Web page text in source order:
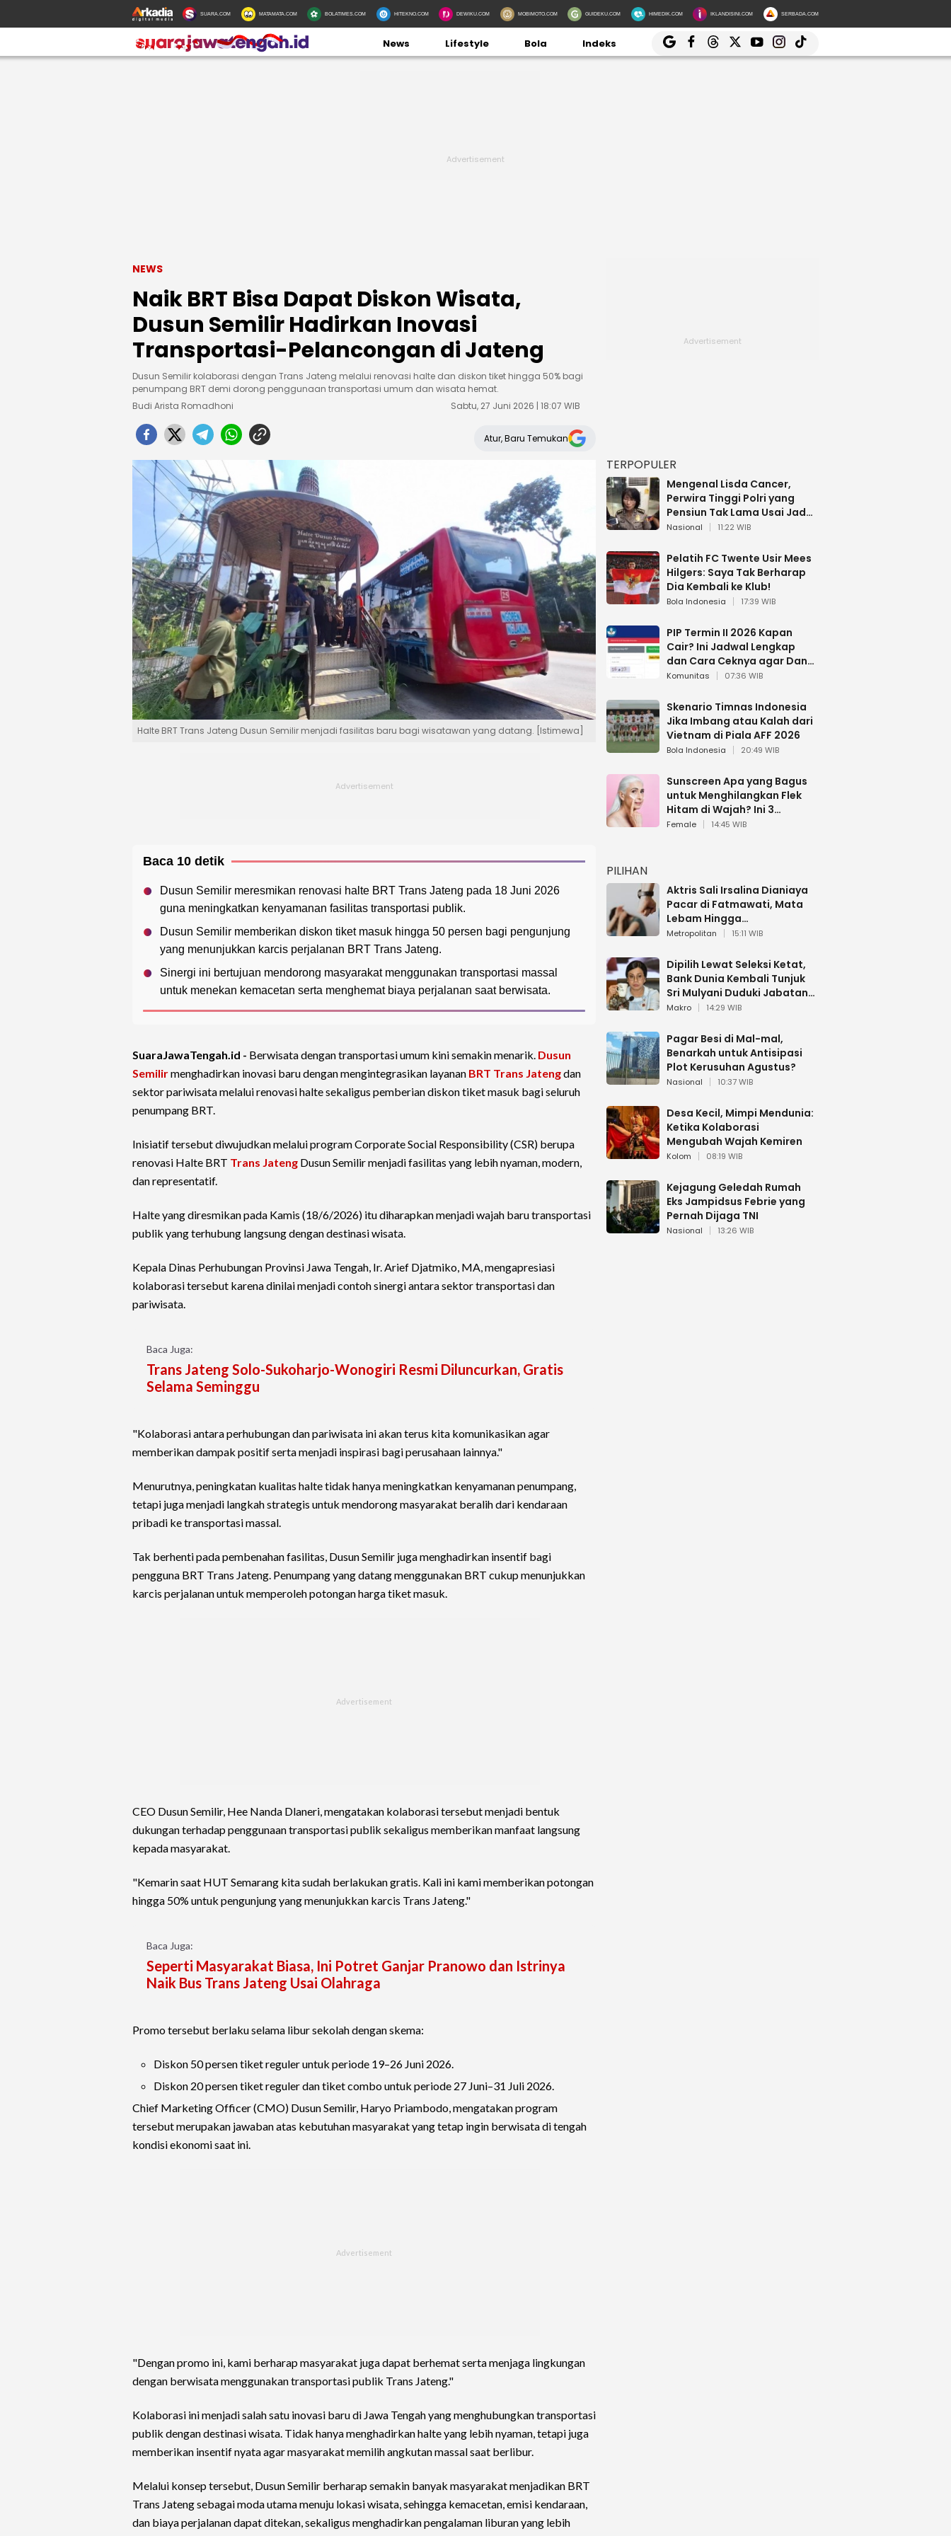
SUARA.COM MATAMATA.COM BOLATIMES.COM HITEKNO.COM DEWIKU.COM MOBIMOTO.COM GUIDEKU.COM HIMEDIK.COM IKLANDISINI.COM SERBADA.COM
News Lifestyle Bola Indeks
NEWS
Naik BRT Bisa Dapat Diskon Wisata,
Dusun Semilir Hadirkan Inovasi
Transportasi-Pelancongan di Jateng
Dusun Semilir kolaborasi dengan Trans Jateng melalui renovasi halte dan diskon tiket hingga 50% bagi
penumpang BRT demi dorong penggunaan transportasi umum dan wisata hemat.
Budi Arista Romadhoni
Sabtu, 27 Juni 2026 | 18:07 WIB
Atur, Baru Temukan
Halte BRT Trans Jateng Dusun Semilir menjadi fasilitas baru bagi wisatawan yang datang. [Istimewa]
Baca 10 detik
Dusun Semilir meresmikan renovasi halte BRT Trans Jateng pada 18 Juni 2026
guna meningkatkan kenyamanan fasilitas transportasi publik.
Dusun Semilir memberikan diskon tiket masuk hingga 50 persen bagi pengunjung
yang menunjukkan karcis perjalanan BRT Trans Jateng.
Sinergi ini bertujuan mendorong masyarakat menggunakan transportasi massal
untuk menekan kemacetan serta menghemat biaya perjalanan saat berwisata.
SuaraJawaTengah.id - Berwisata dengan transportasi umum kini semakin menarik. Dusun
Semilirmenghadirkan inovasi baru dengan mengintegrasikan layanan BRT Trans Jatengdan
sektor pariwisata melalui renovasi halte sekaligus pemberian diskon tiket masuk bagi seluruh
penumpang BRT.
Inisiatif tersebut diwujudkan melalui program Corporate Social Responsibility (CSR) berupa
renovasi Halte BRT Trans Jateng Dusun Semilir menjadi fasilitas yang lebih nyaman, modern,
dan representatif.
Halte yang diresmikan pada Kamis (18/6/2026) itu diharapkan menjadi wajah baru transportasi
publik yang terhubung langsung dengan destinasi wisata.
Kepala Dinas Perhubungan Provinsi Jawa Tengah, Ir. Arief Djatmiko, MA, mengapresiasi
kolaborasi tersebut karena dinilai menjadi contoh sinergi antara sektor transportasi dan
pariwisata.
Baca Juga:
Trans Jateng Solo-Sukoharjo-Wonogiri Resmi Diluncurkan, Gratis
Selama Seminggu
"Kolaborasi antara perhubungan dan pariwisata ini akan terus kita komunikasikan agar
memberikan dampak positif serta menjadi inspirasi bagi perusahaan lainnya."
Menurutnya, peningkatan kualitas halte tidak hanya meningkatkan kenyamanan penumpang,
tetapi juga menjadi langkah strategis untuk mendorong masyarakat beralih dari kendaraan
pribadi ke transportasi massal.
Tak berhenti pada pembenahan fasilitas, Dusun Semilir juga menghadirkan insentif bagi
pengguna BRT Trans Jateng. Penumpang yang datang menggunakan BRT cukup menunjukkan
karcis perjalanan untuk memperoleh potongan harga tiket masuk.
CEO Dusun Semilir, Hee Nanda Dlaneri, mengatakan kolaborasi tersebut menjadi bentuk
dukungan terhadap penggunaan transportasi publik sekaligus memberikan manfaat langsung
kepada masyarakat.
"Kemarin saat HUT Semarang kita sudah berlakukan gratis. Kali ini kami memberikan potongan
hingga 50% untuk pengunjung yang menunjukkan karcis Trans Jateng."
Baca Juga:
Seperti Masyarakat Biasa, Ini Potret Ganjar Pranowo dan Istrinya
Naik Bus Trans Jateng Usai Olahraga
Promo tersebut berlaku selama libur sekolah dengan skema:
Diskon 50 persen tiket reguler untuk periode 19–26 Juni 2026.
Diskon 20 persen tiket reguler dan tiket combo untuk periode 27 Juni–31 Juli 2026.
Chief Marketing Officer (CMO) Dusun Semilir, Haryo Priambodo, mengatakan program
tersebut merupakan jawaban atas kebutuhan masyarakat yang tetap ingin berwisata di tengah
kondisi ekonomi saat ini.
"Dengan promo ini, kami berharap masyarakat juga dapat berhemat serta menjaga lingkungan
dengan berwisata menggunakan transportasi publik Trans Jateng."
Kolaborasi ini menjadi salah satu inovasi baru di Jawa Tengah yang menghubungkan transportasi
publik dengan destinasi wisata. Tidak hanya menghadirkan halte yang lebih nyaman, tetapi juga
memberikan insentif nyata agar masyarakat memilih angkutan massal saat berlibur.
Melalui konsep tersebut, Dusun Semilir berharap semakin banyak masyarakat menjadikan BRT
Trans Jateng sebagai moda utama menuju lokasi wisata, sehingga kemacetan, emisi kendaraan,
dan biaya perjalanan dapat ditekan, sekaligus menghadirkan pengalaman liburan yang lebih
TERPOPULER
Mengenal Lisda Cancer,
Perwira Tinggi Polri yang
Pensiun Tak Lama Usai Jadi
Brigjen
Nasional 11:22 WIB
Pelatih FC Twente Usir Mees
Hilgers: Saya Tak Berharap
Dia Kembali ke Klub!
Bola Indonesia 17:39 WIB
PIP Termin II 2026 Kapan
Cair? Ini Jadwal Lengkap
dan Cara Ceknya agar Dana
Tidak Hangus!
Komunitas 07:36 WIB
Skenario Timnas Indonesia
Jika Imbang atau Kalah dari
Vietnam di Piala AFF 2026
Bola Indonesia 20:49 WIB
Sunscreen Apa yang Bagus
untuk Menghilangkan Flek
Hitam di Wajah? Ini 3
Rekomendasi sesuai Review
Female 14:45 WIB
PILIHAN
Aktris Sali Irsalina Dianiaya
Pacar di Fatmawati, Mata
Lebam Hingga
Diselamatkan Polantas
Metropolitan 15:11 WIB
Dipilih Lewat Seleksi Ketat,
Bank Dunia Kembali Tunjuk
Sri Mulyani Duduki Jabatan
Strategis
Makro 14:29 WIB
Pagar Besi di Mal-mal,
Benarkah untuk Antisipasi
Plot Kerusuhan Agustus?
Nasional 10:37 WIB
Desa Kecil, Mimpi Mendunia:
Ketika Kolaborasi
Mengubah Wajah Kemiren
Kolom 08:19 WIB
Kejagung Geledah Rumah
Eks Jampidsus Febrie yang
Pernah Dijaga TNI
Nasional 13:26 WIB